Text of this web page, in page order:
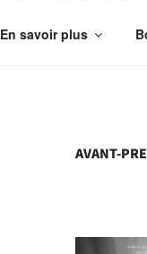
En savoir plus
AVANT-